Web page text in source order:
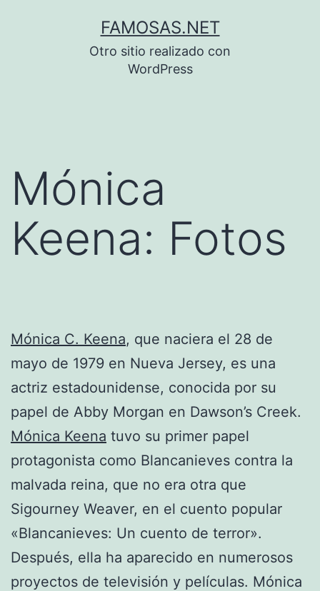
FAMOSAS.NET
Otro sitio realizado con
WordPress
Mónica
Keena: Fotos
Mónica C. Keena, que naciera el 28 de
mayo de 1979 en Nueva Jersey, es una
actriz estadounidense, conocida por su
papel de Abby Morgan en Dawson’s Creek.
Mónica Keena tuvo su primer papel
protagonista como Blancanieves contra la
malvada reina, que no era otra que
Sigourney Weaver, en el cuento popular
«Blancanieves: Un cuento de terror».
Después, ella ha aparecido en numerosos
proyectos de televisión y películas. Mónica